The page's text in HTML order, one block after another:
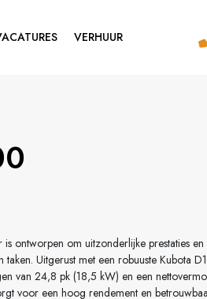
VERHUUR
ontworpen om uitzonderlijke prestaties
Uitgerust met een robuuste Kubota
van 24,8 pk (18,5 kW) en een
voor een hoog rendement en